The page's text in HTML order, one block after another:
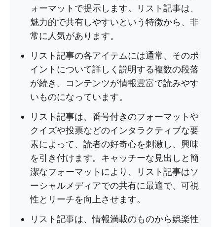
ォーマットで提示します。リスト記事は、
魅力的で共有しやすいという特徴から、非
常に人気があります。
リスト記事の各アイテムには通常、そのポ
イントについて詳しく説明する複数の段落
が続き、コンテンツが情報豊富で読みやす
いものになっています。
リスト記事は、番号付きのフォーマットや
クイズや投票などのインタラクティブな要
素によって、読者の好奇心を刺激し、興味
を引き付けます。キャッチーな見出しと簡
潔なフォーマットにより、リスト記事はソ
ーシャルメディアでの共有に最適で、可視
性とリーチを向上させます。
リスト記事は、情報満載のものから娯楽性